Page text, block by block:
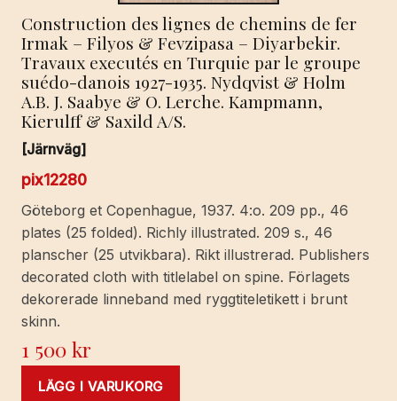
Construction des lignes de chemins de fer
Irmak – Filyos & Fevzipasa – Diyarbekir.
Travaux executés en Turquie par le groupe
suédo-danois 1927-1935. Nydqvist & Holm
A.B. J. Saabye & O. Lerche. Kampmann,
Kierulff & Saxild A/S.
[Järnväg]
pix12280
Göteborg et Copenhague, 1937. 4:o. 209 pp., 46
plates (25 folded). Richly illustrated. 209 s., 46
planscher (25 utvikbara). Rikt illustrerad. Publishers
decorated cloth with titlelabel on spine. Förlagets
dekorerade linneband med ryggtiteletikett i brunt
skinn.
1 500kr
LÄGG I VARUKORG